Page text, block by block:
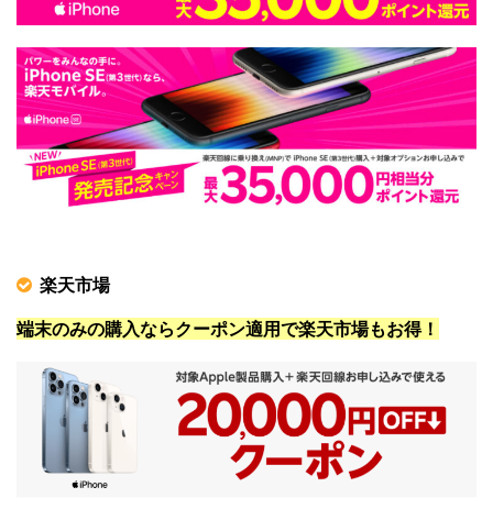
楽天市場
端末のみの購入ならクーポン適用で楽天市場もお得！